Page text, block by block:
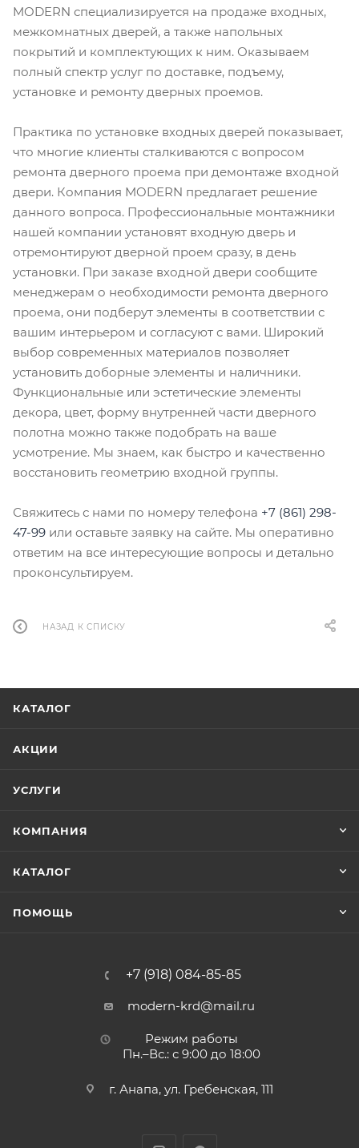
MODERN специализируется на продаже входных,
межкомнатных дверей, а также напольных
покрытий и комплектующих к ним. Оказываем
полный спектр услуг по доставке, подъему,
установке и ремонту дверных проемов.
Практика по установке входных дверей показывает,
что многие клиенты сталкиваются с вопросом
ремонта дверного проема при демонтаже входной
двери. Компания MODERN предлагает решение
данного вопроса. Профессиональные монтажники
нашей компании установят входную дверь и
отремонтируют дверной проем сразу, в день
установки. При заказе входной двери сообщите
менеджерам о необходимости ремонта дверного
проема, они подберут элементы в соответствии с
вашим интерьером и согласуют с вами. Широкий
выбор современных материалов позволяет
установить доборные элементы и наличники.
Функциональные или эстетические элементы
декора, цвет, форму внутренней части дверного
полотна можно также подобрать на ваше
усмотрение. Мы знаем, как быстро и качественно
восстановить геометрию входной группы.
Свяжитесь с нами по номеру телефона +7 (861) 298-
47-99 или оставьте заявку на сайте. Мы оперативно
ответим на все интересующие вопросы и детально
проконсультируем.
НАЗАД К СПИСКУ
КАТАЛОГ
АКЦИИ
УСЛУГИ
КОМПАНИЯ
КАТАЛОГ
ПОМОЩЬ
+7 (918) 084-85-85
modern-krd@mail.ru
Режим работы
Пн.–Вс.: с 9:00 до 18:00
г. Анапа, ул. Гребенская, 111